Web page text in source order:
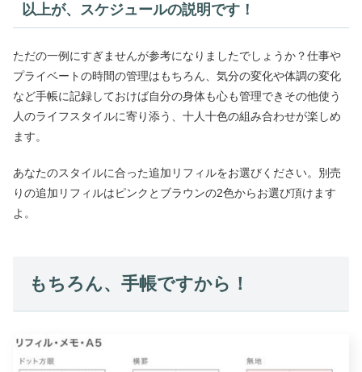
以上が、スケジュールの説明です！
ただの一例にすぎませんが参考になりましたでしょうか？仕事や
プライベートの時間の管理はもちろん、気分の変化や体調の変化
など手帳に記録しておけば自分の身体も心も管理できその他使う
人のライフスタイルに寄り添う、十人十色の組み合わせが楽しめ
ます。
あなたのスタイルに合った追加リフィルをお選びください。別売
りの追加リフィルはピンクとブラウンの2色からお選び頂けます
よ。
もちろん、手帳ですから！